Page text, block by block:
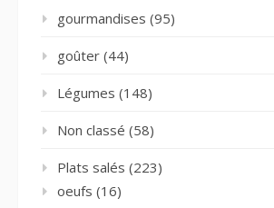
gourmandises (95)
goûter (44)
Légumes (148)
Non classé (58)
Plats salés (223)
oeufs (16)